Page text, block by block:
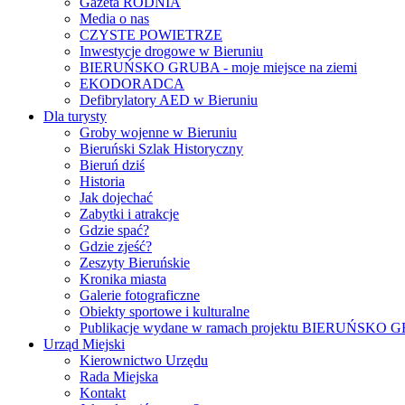
Media o nas
CZYSTE POWIETRZE
Inwestycje drogowe w Bieruniu
BIERUŃSKO GRUBA - moje miejsce na ziemi
EKODORADCA
Defibrylatory AED w Bieruniu
Dla turysty
Groby wojenne w Bieruniu
Bieruński Szlak Historyczny
Bieruń dziś
Historia
Jak dojechać
Zabytki i atrakcje
Gdzie spać?
Gdzie zjeść?
Zeszyty Bieruńskie
Kronika miasta
Galerie fotograficzne
Obiekty sportowe i kulturalne
Publikacje wydane w ramach projektu BIERUŃSKO
Urząd Miejski
Kierownictwo Urzędu
Rada Miejska
Kontakt